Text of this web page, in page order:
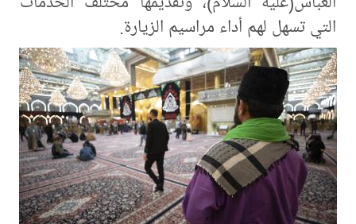
التي تسهل لهم أداء مراسيم الزيارة.